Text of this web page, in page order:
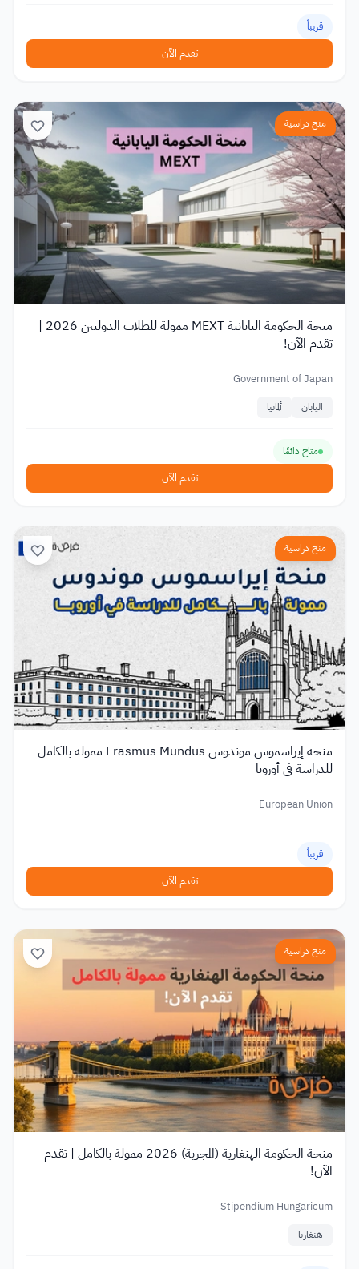
قريباً
تقدم الآن
منح دراسية
منحة الحكومة اليابانية MEXT ممولة للطلاب الدوليين 2026 |
تقدم الآن!
Government of Japan
اليابان ألمانيا
متاح دائمًا
تقدم الآن
منح دراسية
منحة إيراسموس موندوس Erasmus Mundus ممولة بالكامل
للدراسة في أوروبا
European Union
قريباً
تقدم الآن
منح دراسية
منحة الحكومة الهنغارية (المجرية) 2026 ممولة بالكامل | تقدم
الآن!
Stipendium Hungaricum
هنغاريا